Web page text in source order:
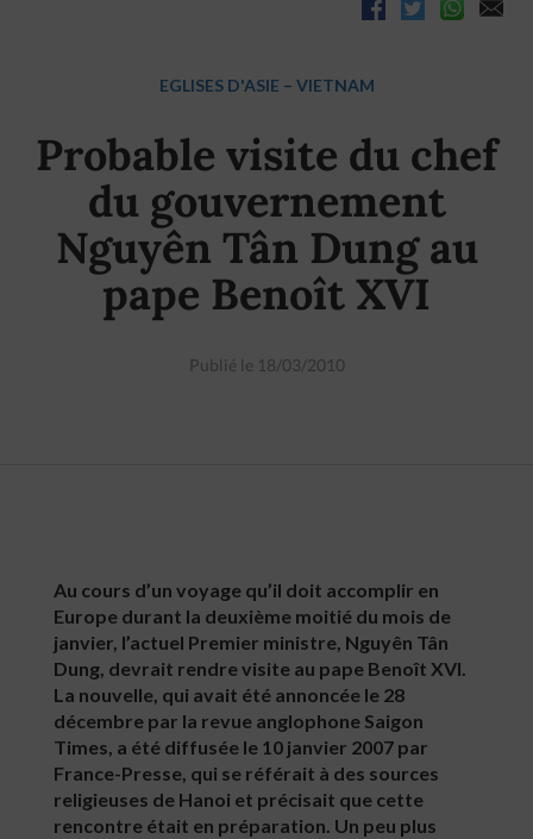
EGLISES D'ASIE – VIETNAM
Probable visite du chef
du gouvernement
Nguyên Tân Dung au
pape Benoît XVI
Publié le 18/03/2010
Au cours d’un voyage qu’il doit accomplir en
Europe durant la deuxième moitié du mois de
janvier, l’actuel Premier ministre, Nguyên Tân
Dung, devrait rendre visite au pape Benoît XVI.
La nouvelle, qui avait été annoncée le 28
décembre par la revue anglophone Saigon
Times, a été diffusée le 10 janvier 2007 par
France-Presse, qui se référait à des sources
religieuses de Hanoi et précisait que cette
rencontre était en préparation. Un peu plus